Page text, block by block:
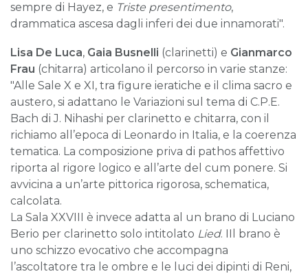
sempre di Hayez, e Triste presentimento,
drammatica ascesa dagli inferi dei due innamorati".
Lisa De Luca, Gaia Busnelli (clarinetti) e Gianmarco
Frau (chitarra) articolano il percorso in varie stanze:
"Alle Sale X e XI, tra figure ieratiche e il clima sacro e
austero, si adattano le Variazioni sul tema di C.P.E.
Bach di J. Nihashi per clarinetto e chitarra, con il
richiamo all’epoca di Leonardo in Italia, e la coerenza
tematica. La composizione priva di pathos affettivo
riporta al rigore logico e all’arte del cum ponere. Si
avvicina a un’arte pittorica rigorosa, schematica,
calcolata.
La Sala XXVIII è invece adatta al un brano di Luciano
Berio per clarinetto solo intitolato L ied. IIl brano è
uno schizzo evocativo che accompagna
l’ascoltatore tra le ombre e le luci dei dipinti di Reni,